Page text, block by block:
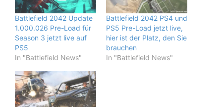
Battlefield 2042 Update
1.000.026 Pre-Load für
Season 3 jetzt live auf
PS5
In "Battlefield News"
Battlefield 2042 PS4 und
PS5 Pre-Load jetzt live,
hier ist der Platz, den Sie
brauchen
In "Battlefield News"